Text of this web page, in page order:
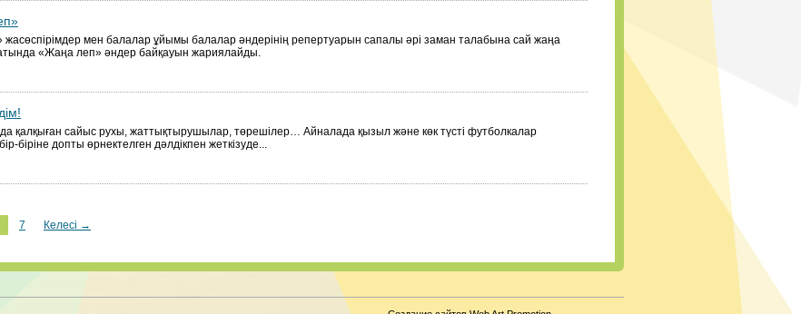
жасөспірімдер мен балалар ұйымы балалар әндерінің репертуарын сапалы әрі заман талабына сай жаңа
«Жаңа леп» әндер байқауын жариялайды.
қалқыған сайыс рухы, жаттықтырушылар, төрешілер… Айналада қызыл және көк түсті футболкалар
біріне допты өрнектелген дәлдікпен жеткізуде...
7 Келесі →